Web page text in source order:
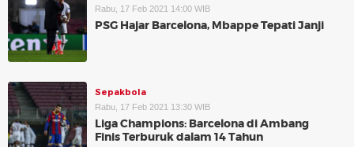
Rabu, 17 Feb 2021 14:00 WIB
PSG Hajar Barcelona, Mbappe Tepati Janji
Sepakbola
Rabu, 17 Feb 2021 13:30 WIB
Liga Champions: Barcelona di Ambang
Finis Terburuk dalam 14 Tahun